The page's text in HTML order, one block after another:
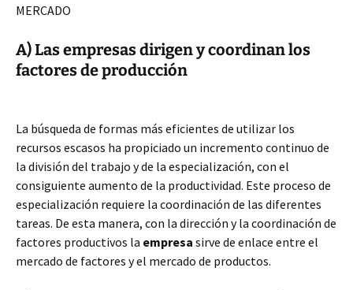
MERCADO
A) Las empresas dirigen y coordinan los
factores de producción
La búsqueda de formas más eficientes de utilizar los
recursos escasos ha propiciado un incremento continuo de
la división del trabajo y de la especialización, con el
consiguiente aumento de la productividad. Este proceso de
especialización requiere la coordinación de las diferentes
tareas. De esta manera, con la dirección y la coordinación de
factores productivos la empresa sirve de enlace entre el
mercado de factores y el mercado de productos.